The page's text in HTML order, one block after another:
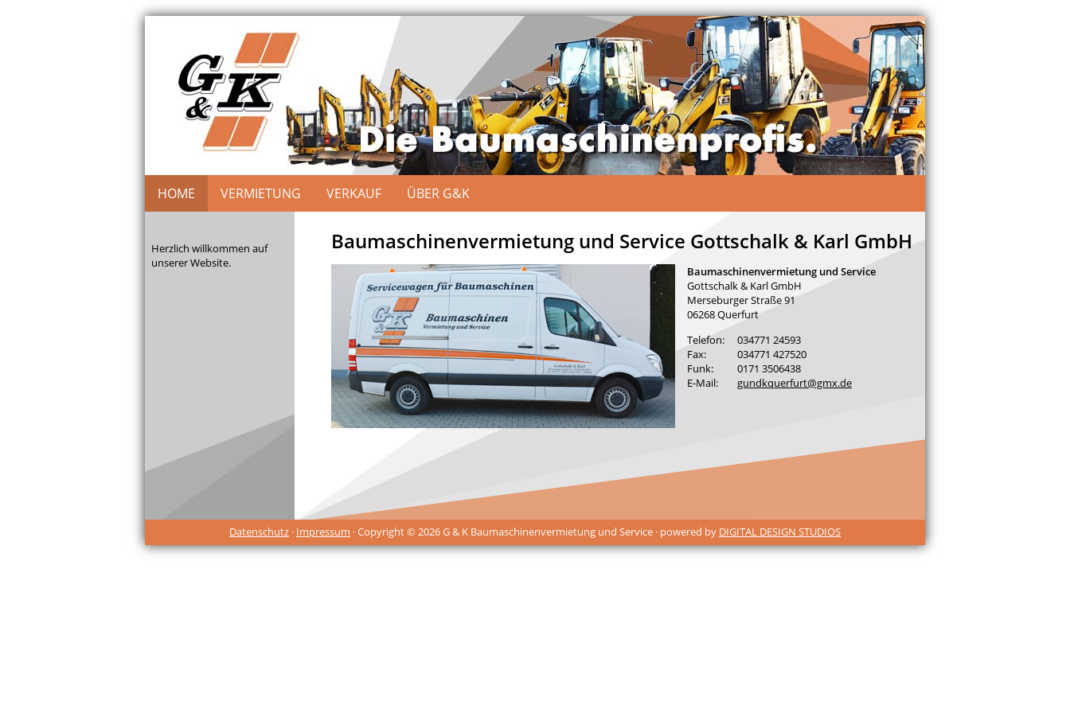
HOME VERMIETUNG VERKAUF ÜBER G&K
Herzlich willkommen auf
unserer Website.
Baumaschinenvermietung und Service Gottschalk & Karl GmbH
Baumaschinenvermietung und Service
Gottschalk & Karl GmbH
Merseburger Straße 91
06268 Querfurt
Telefon:
034771 24593
Fax:
034771 427520
Funk:
0171 3506438
E-Mail:
gundkquerfurt@gmx.de
Datenschutz · Impressum · Copyright © 2026 G & K Baumaschinenvermietung und Service · powered by DIGITAL DESIGN STUDIOS